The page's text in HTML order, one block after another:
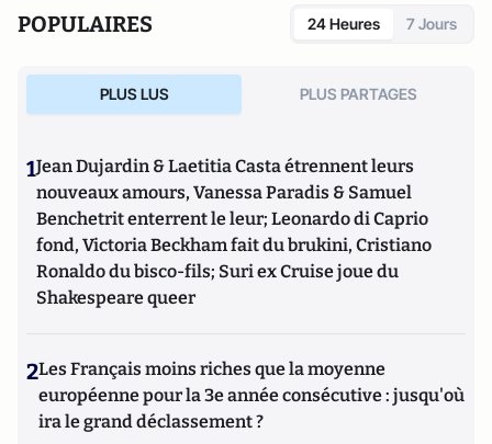
POPULAIRES 24 Heures 7 Jours
PLUS LUS PLUS PARTAGES
1Jean Dujardin & Laetitia Casta étrennent leurs
nouveaux amours, Vanessa Paradis & Samuel
Benchetrit enterrent le leur; Leonardo di Caprio
fond, Victoria Beckham fait du brukini, Cristiano
Ronaldo du bisco-fils; Suri ex Cruise joue du
Shakespeare queer
2Les Français moins riches que la moyenne
européenne pour la 3e année consécutive : jusqu'où
ira le grand déclassement ?